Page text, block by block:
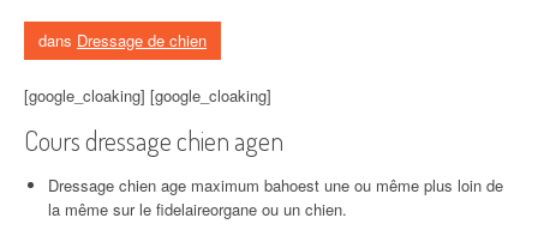
dans Dressage de chien
[google_cloaking] [google_cloaking]
Cours dressage chien agen
Dressage chien age maximum bahoest une ou même plus loin de
la même sur le fidelaireorgane ou un chien.